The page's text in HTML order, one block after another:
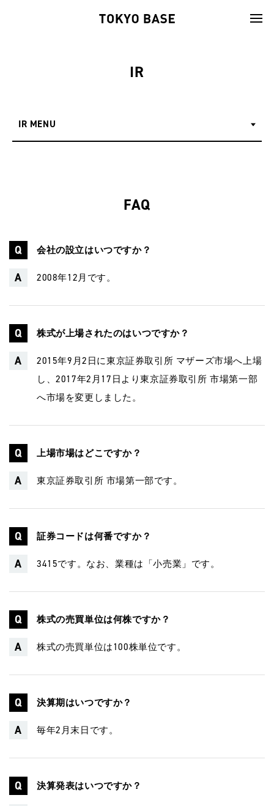
IR
IR MENU
FAQ
会社の設立はいつですか？
2008年12月です。
株式が上場されたのはいつですか？
2015年9月2日に東京証券取引所 マザーズ市場へ上場
し、2017年2月17日より東京証券取引所 市場第一部
へ市場を変更しました。
上場市場はどこですか？
東京証券取引所 市場第一部です。
証券コードは何番ですか？
3415です。なお、業種は「小売業」です。
株式の売買単位は何株ですか？
株式の売買単位は100株単位です。
決算期はいつですか？
毎年2月末日です。
決算発表はいつですか？